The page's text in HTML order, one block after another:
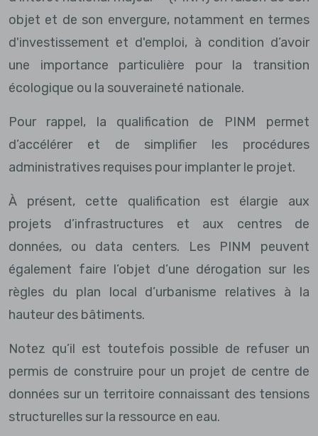
objet et de son envergure, notamment en termes
d'investissement et d'emploi, à condition d’avoir
une importance particulière pour la transition
écologique ou la souveraineté nationale.
Pour rappel, la qualification de PINM permet
d’accélérer et de simplifier les procédures
administratives requises pour implanter le projet.
À présent, cette qualification est élargie aux
projets d’infrastructures et aux centres de
données, ou data centers. Les PINM peuvent
également faire l’objet d’une dérogation sur les
règles du plan local d’urbanisme relatives à la
hauteur des bâtiments.
Notez qu’il est toutefois possible de refuser un
permis de construire pour un projet de centre de
données sur un territoire connaissant des tensions
structurelles sur la ressource en eau.